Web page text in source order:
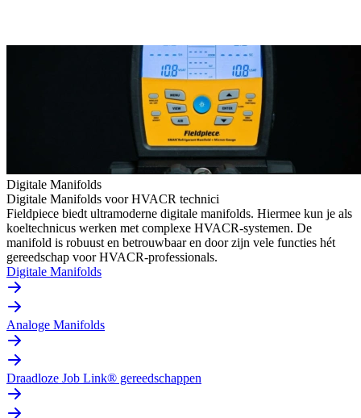
Digitale Manifolds
Digitale Manifolds voor HVACR technici
Fieldpiece biedt ultramoderne digitale manifolds. Hiermee kun je als
koeltechnicus werken met complexe HVACR-systemen. De
manifold is robuust en betrouwbaar en door zijn vele functies hét
gereedschap voor HVACR-professionals.
Digitale Manifolds
Analoge Manifolds
Draadloze Job Link® gereedschappen